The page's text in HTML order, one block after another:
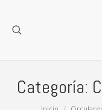
Categoría: